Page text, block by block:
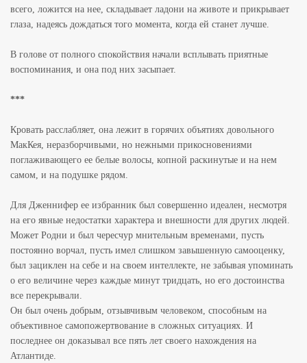
всего, ложится на нее, складывает ладони на животе и прикрывает
глаза, надеясь дождаться того момента, когда ей станет лучше.
В голове от полного спокойствия начали всплывать приятные
воспоминания, и она под них засыпает.
***
Кровать расслабляет, она лежит в горячих объятиях довольного
МакКея, неразборчивыми, но нежными прикосновениями
поглаживающего ее белые волосы, копной раскинутые и на нем
самом, и на подушке рядом.
Для Дженнифер ее избранник был совершенно идеален, несмотря
на его явные недостатки характера и внешности для других людей.
Может Родни и был чересчур мнительным временами, пусть
постоянно ворчал, пусть имел слишком завышенную самооценку,
был зациклен на себе и на своем интеллекте, не забывая упоминать
о его величине через каждые минут тридцать, но его достоинства
все перекрывали.
Он был очень добрым, отзывчивым человеком, способным на
объективное самопожертвование в сложных ситуациях. И
последнее он доказывал все пять лет своего нахождения на
Атлантиде.